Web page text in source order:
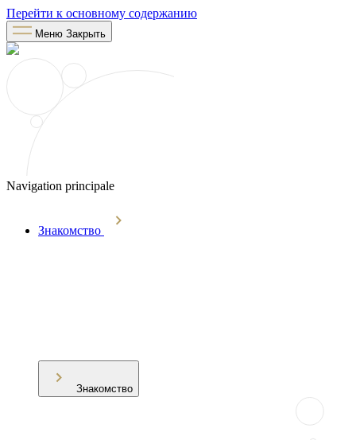
Перейти к основному содержанию
Меню Закрыть
Navigation principale
Знакомство
Знакомство